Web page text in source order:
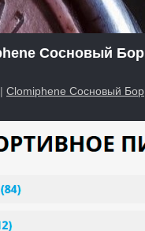
Сосновый Бор
| Clomiphene Сосновый Бор